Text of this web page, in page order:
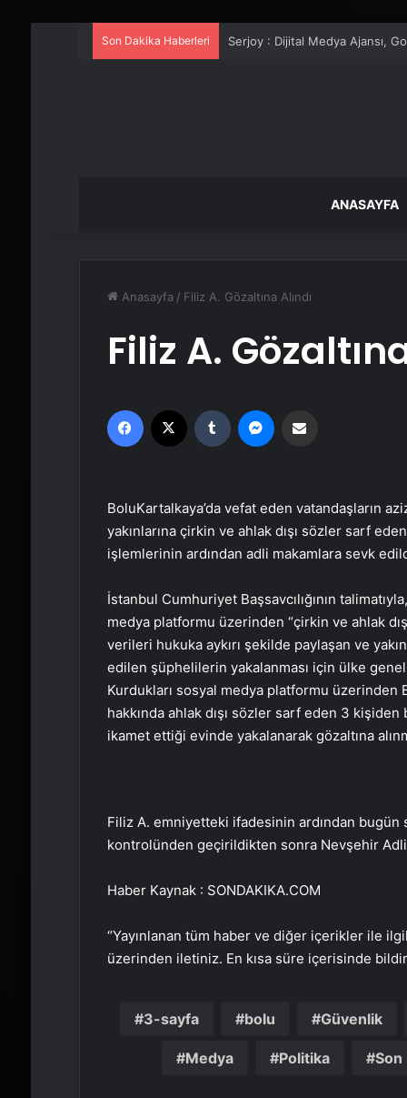
Son Dakika Haberleri UETDS Nedir ? Uetds.com İle
ANASAYFA
Anasayfa / Filiz A. Gözaltına Alındı
Filiz A.
Facebook Tumblr
BoluKartalkaya’da vefat eden vatandaşların
yakınlarına çirkin ve ahlak dışı sözler sarf
işlemlerinin ardından adli makamlara sevk
İstanbul Cumhuriyet Başsavcılığının
medya platformu üzerinden “çirkin ve ahlak
verileri hukuka aykırı şekilde paylaşan ve
edilen şüphelilerin yakalanması için ülke
Kurdukları sosyal medya platformu üzerinden
hakkında ahlak dışı sözler sarf eden 3
ikamet ettiği evinde yakalanarak gözaltına
Filiz A. emniyetteki ifadesinin ardından bugün
kontrolünden geçirildikten sonra Nevşehir
Haber Kaynak : SONDAKIKA.COM
“Yayınlanan tüm haber ve diğer içerikler ile
üzerinden iletiniz. En kısa süre içerisinde
3-sayfa bolu Güvenlik
Medya Politika Son